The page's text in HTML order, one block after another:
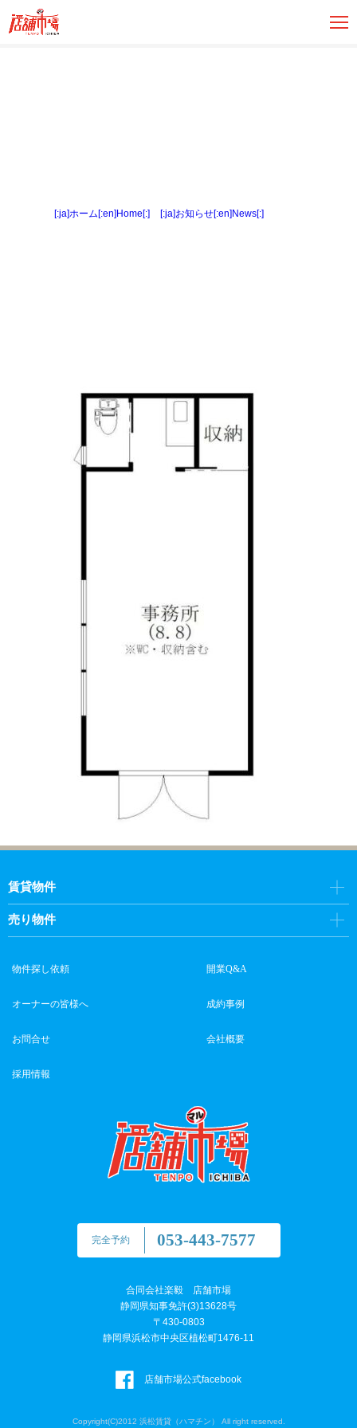
[:ja]ホーム[:en]Home[:] [:ja]お知らせ[:en]News[:]
完全予約 053-443-7577
合同会社楽毅 店舗市場
静岡県知事免許(3)13628号
〒430-0803
静岡県浜松市中央区植松町1476-11
店舗市場公式facebook
賃貸物件
売り物件
物件探し依頼 開業Q&A
オーナーの皆様へ 成約事例
お問合せ 会社概要
採用情報
Copyright(C)2012 浜松賃貸（ハマチン） All right reserved.